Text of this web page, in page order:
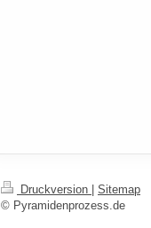
Druckversion
Sitemap
© Pyramidenprozess.de